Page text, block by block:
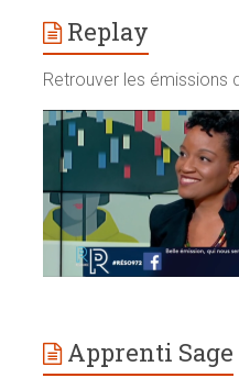
Replay
Retrouver les émissions
Apprenti Sage